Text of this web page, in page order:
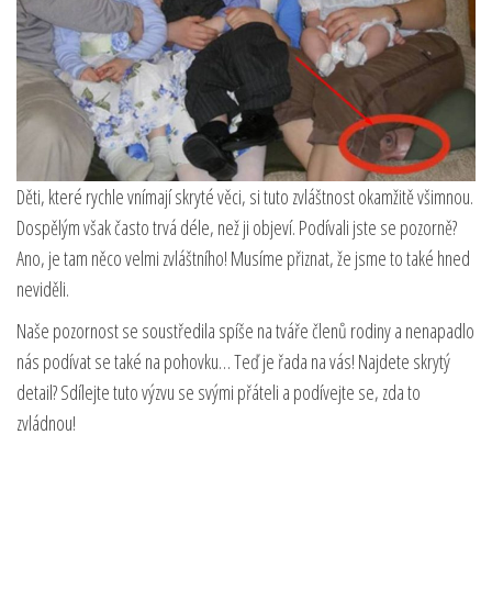
Děti, které rychle vnímají skryté věci, si tuto zvláštnost okamžitě všimnou.
Dospělým však často trvá déle, než ji objeví. Podívali jste se pozorně?
Ano, je tam něco velmi zvláštního! Musíme přiznat, že jsme to také hned
neviděli.
Naše pozornost se soustředila spíše na tváře členů rodiny a nenapadlo
nás podívat se také na pohovku… Teď je řada na vás! Najdete skrytý
detail? Sdílejte tuto výzvu se svými přáteli a podívejte se, zda to
zvládnou!